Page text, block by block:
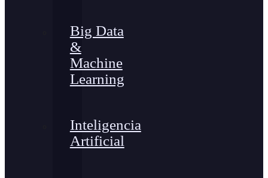
Big Data
&
Machine
Learning
Inteligencia
Artificial